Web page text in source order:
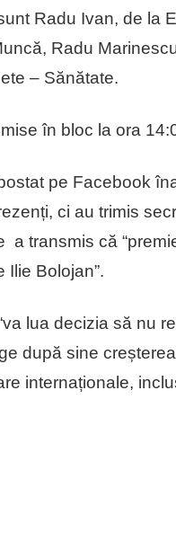
Radu Ivan, de la
Radu
– Sănătate.
în bloc la ora
pe Facebook
ci au trimis
a transmis că
Ilie Bolojan”.
lua decizia să nu
după sine
internaționale,